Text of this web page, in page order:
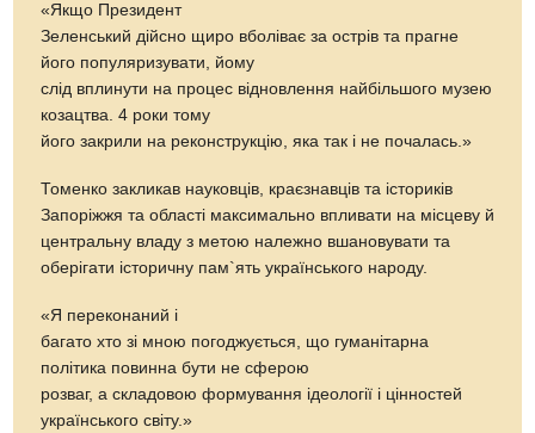
«Якщо Президент
Зеленський дійсно щиро вболіває за острів та прагне
його популяризувати, йому
слід вплинути на процес відновлення найбільшого музею
козацтва. 4 роки тому
його закрили на реконструкцію, яка так і не почалась.»
Томенко закликав науковців, краєзнавців та істориків
Запоріжжя та області максимально впливати на місцеву й
центральну владу з метою належно вшановувати та
оберігати історичну пам`ять українського народу.
«Я переконаний і
багато хто зі мною погоджується, що гуманітарна
політика повинна бути не сферою
розваг, а складовою формування ідеології і цінностей
українського світу.»